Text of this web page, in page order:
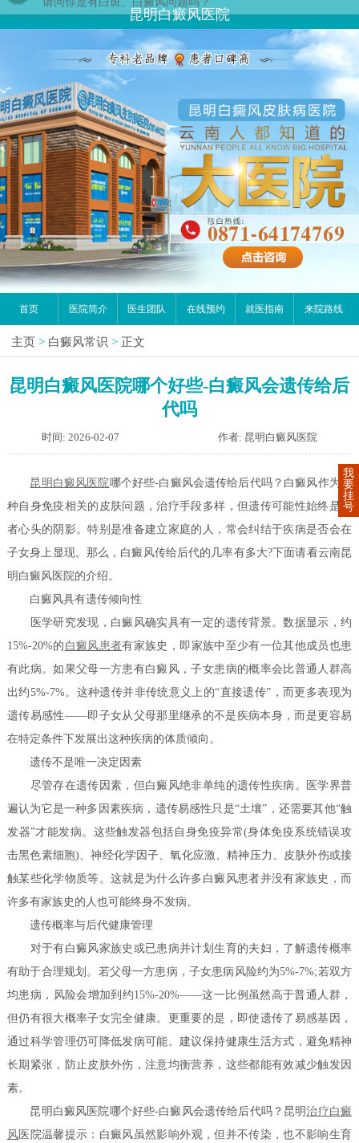
昆明白癜风医院
首页 医院简介 医生团队 在线预约 就医指南 来院路线
主页 > 白癜风常识 > 正文
昆明白癜风医院哪个好些-白癜风会遗传给后
代吗
时间: 2026-02-07 作者: 昆明白癜风医院
昆明白癜风医院哪个好些-白癜风会遗传给后代吗？白癜风作为一
种自身免疫相关的皮肤问题，治疗手段多样，但遗传可能性始终是患
者心头的阴影。特别是准备建立家庭的人，常会纠结于疾病是否会在
子女身上显现。那么，白癜风传给后代的几率有多大?下面请看云南昆
明白癜风医院的介绍。
白癜风具有遗传倾向性
医学研究发现，白癜风确实具有一定的遗传背景。数据显示，约
15%-20%的 白癜风患者有家族史，即家族中至少有一位其他成员也患
有此病。如果父母一方患有白癜风，子女患病的概率会比普通人群高
出约5%-7%。这种遗传并非传统意义上的“直接遗传”，而更多表现为
遗传易感性——即子女从父母那里继承的不是疾病本身，而是更容易
在特定条件下发展出这种疾病的体质倾向。
遗传不是唯一决定因素
尽管存在遗传因素，但白癜风绝非单纯的遗传性疾病。医学界普
遍认为它是一种多因素疾病，遗传易感性只是“土壤”，还需要其他“触
发器”才能发病。这些触发器包括自身免疫异常(身体免疫系统错误攻
击黑色素细胞)、神经化学因子、氧化应激、精神压力、皮肤外伤或接
触某些化学物质等。这就是为什么许多白癜风患者并没有家族史，而
许多有家族史的人也可能终身不发病。
遗传概率与后代健康管理
对于有白癜风家族史或已患病并计划生育的夫妇，了解遗传概率
有助于合理规划。若父母一方患病，子女患病风险约为5%-7%;若双方
均患病，风险会增加到约15%-20%——这一比例虽然高于普通人群，
但仍有很大概率子女完全健康。更重要的是，即使遗传了易感基因，
通过科学管理仍可降低发病可能。建议保持健康生活方式，避免精神
长期紧张，防止皮肤外伤，注意均衡营养，这些都能有效减少触发因
素。
昆明白癜风医院哪个好些-白癜风会遗传给后代吗？昆明治疗白癜
风 医院温馨提示：白癜风虽然影响外观，但并不传染，也不影响生育
我
要
挂
号
您好,这里是在线预约挂号平台！
请问你是有白斑、白癜风问题吗？